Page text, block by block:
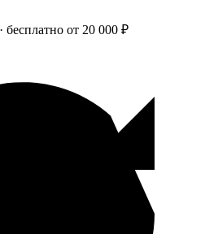
бесплатно от 20 000 ₽